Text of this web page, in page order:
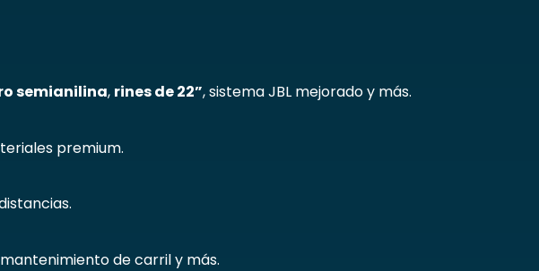
semianilina, rines de 22”, sistema JBL mejorado y más.
premium.
de carril y más.